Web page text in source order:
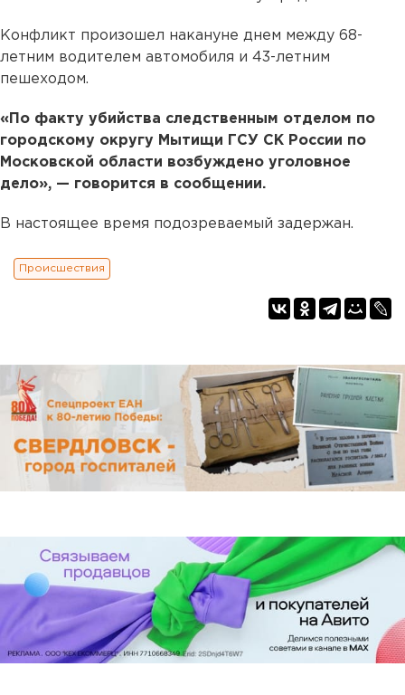
Конфликт произошел накануне днем между 68-
летним водителем автомобиля и 43-летним
пешеходом.
«По факту убийства следственным отделом по
городскому округу Мытищи ГСУ СК России по
Московской области возбуждено уголовное
дело», — говорится в сообщении.
В настоящее время подозреваемый задержан.
Происшествия